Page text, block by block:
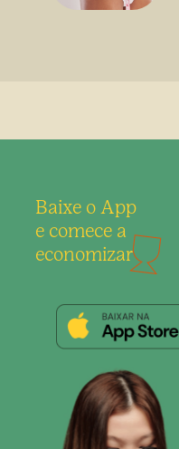
Baixe o App
e comece a
economizar